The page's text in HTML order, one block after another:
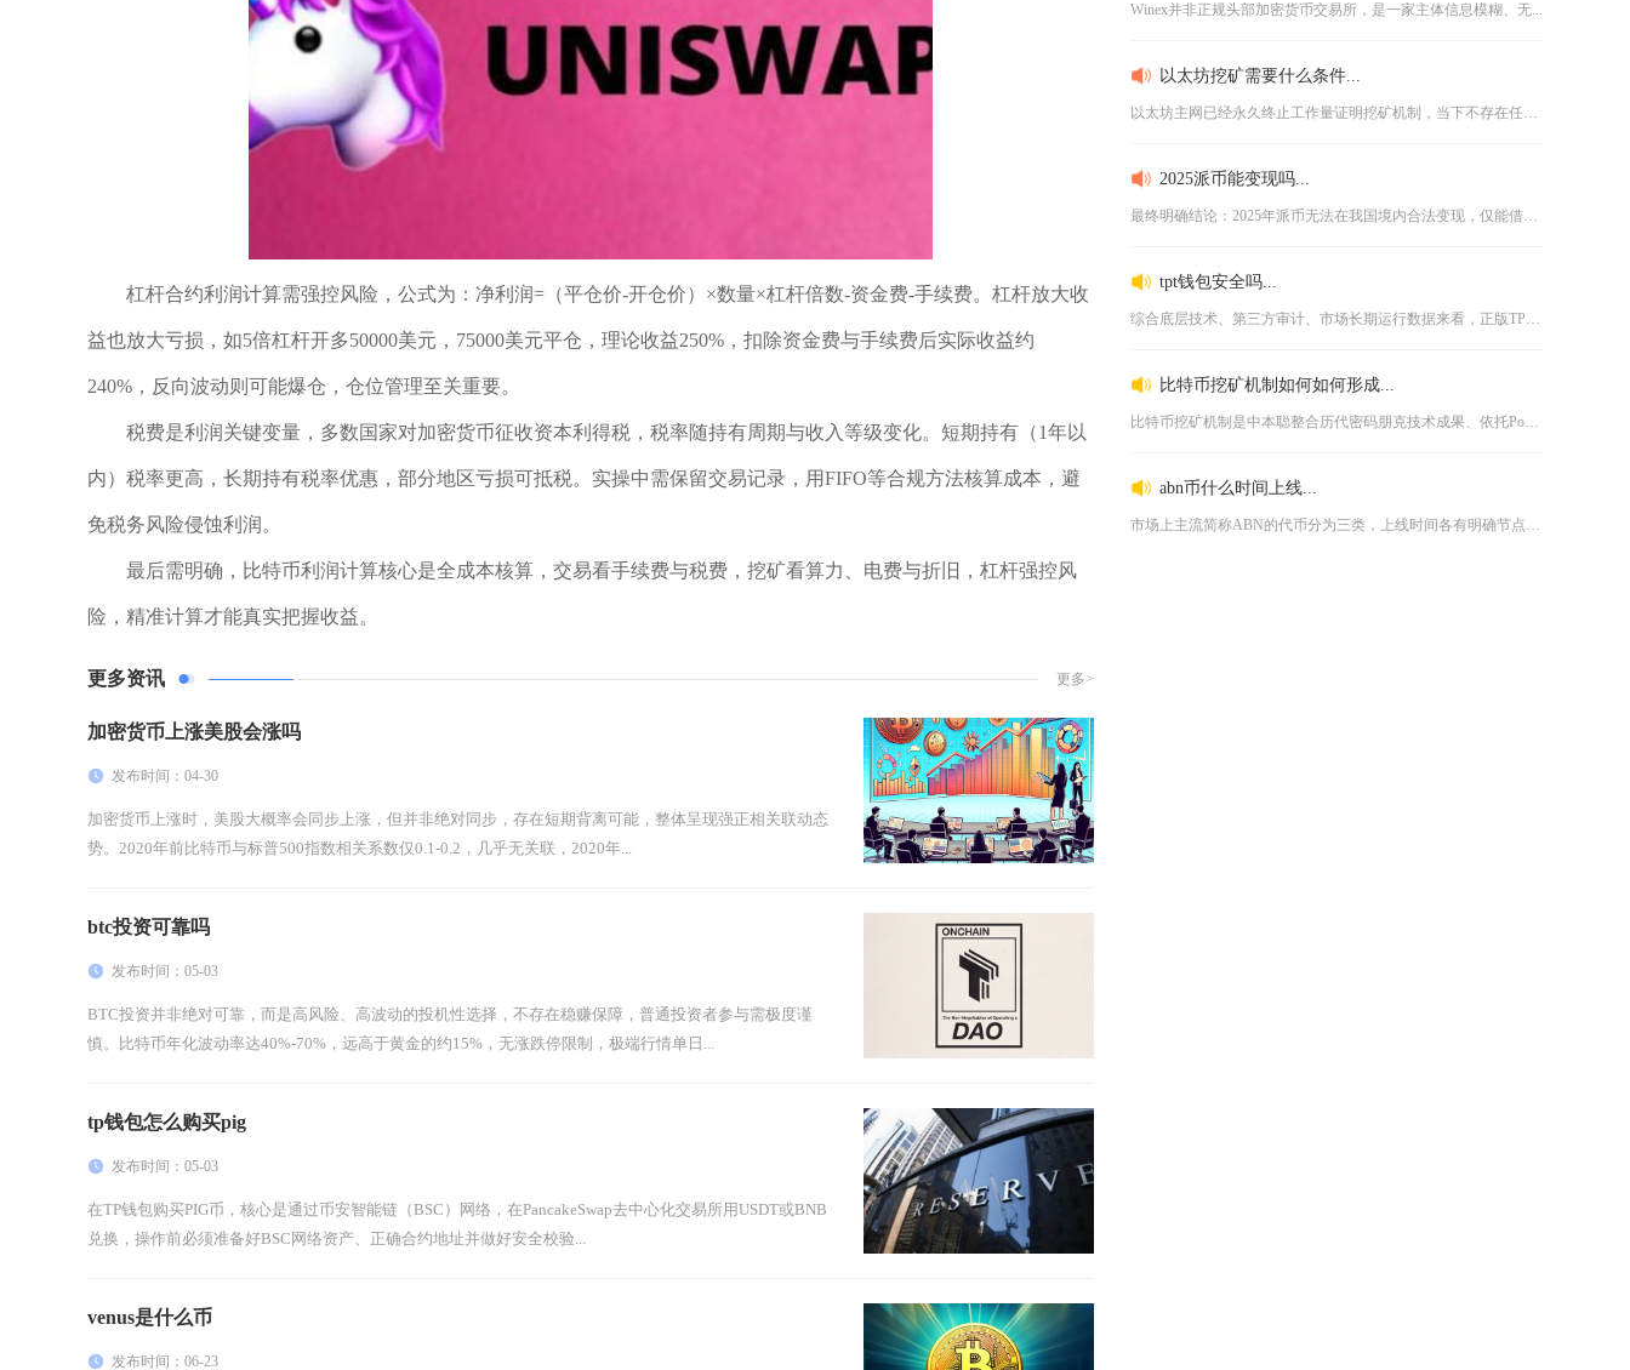
杠杆合约利润计算需强控风险，公式为：净利润=（平仓价-开仓价）×数量×杠杆倍数-资金费-手续费。杠杆放大收
益也放大亏损，如5倍杠杆开多50000美元，75000美元平仓，理论收益250%，扣除资金费与手续费后实际收益约
240%，反向波动则可能爆仓，仓位管理至关重要。
税费是利润关键变量，多数国家对加密货币征收资本利得税，税率随持有周期与收入等级变化。短期持有（1年以
内）税率更高，长期持有税率优惠，部分地区亏损可抵税。实操中需保留交易记录，用FIFO等合规方法核算成本，避
免税务风险侵蚀利润。
最后需明确，比特币利润计算核心是全成本核算，交易看手续费与税费，挖矿看算力、电费与折旧，杠杆强控风
险，精准计算才能真实把握收益。
更多资讯 更多>
加密货币上涨美股会涨吗
发布时间：04-30
加密货币上涨时，美股大概率会同步上涨，但并非绝对同步，存在短期背离可能，整体呈现强正相关联动态
势。2020年前比特币与标普500指数相关系数仅0.1-0.2，几乎无关联，2020年...
btc投资可靠吗
发布时间：05-03
BTC投资并非绝对可靠，而是高风险、高波动的投机性选择，不存在稳赚保障，普通投资者参与需极度谨
慎。比特币年化波动率达40%-70%，远高于黄金的约15%，无涨跌停限制，极端行情单日...
tp钱包怎么购买pig
发布时间：05-03
在TP钱包购买PIG币，核心是通过币安智能链（BSC）网络，在PancakeSwap去中心化交易所用USDT或BNB
兑换，操作前必须准备好BSC网络资产、正确合约地址并做好安全校验...
venus是什么币
发布时间：06-23
Winex并非正规头部加密货币交易所，是一家主体信息模糊、无...
以太坊挖矿需要什么条件...
以太坊主网已经永久终止工作量证明挖矿机制，当下不存在任何可以...
2025派币能变现吗...
最终明确结论：2025年派币无法在我国境内合法变现，仅能借助...
tpt钱包安全吗...
综合底层技术、第三方审计、市场长期运行数据来看，正版TPT（...
比特币挖矿机制如何如何形成...
比特币挖矿机制是中本聪整合历代密码朋克技术成果、依托PoW工...
abn币什么时间上线...
市场上主流简称ABN的代币分为三类，上线时间各有明确节点，A...